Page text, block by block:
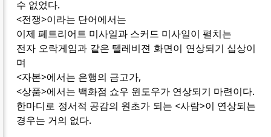
수 없었다.
<전쟁>이라는 단어에서는
이제 페트리어트 미사일과 스커드 미사일이 펼치는
전자 오락게임과 같은 텔레비젼 화면이 연상되기 십상이
며
<자본>에서는 은행의 금고가,
<상품>에서는 백화점 쇼우 윈도우가 연상되기 마련이다.
한마디로 정서적 공감의 원초가 되는 <사람>이 연상되는
경우는 거의 없다.